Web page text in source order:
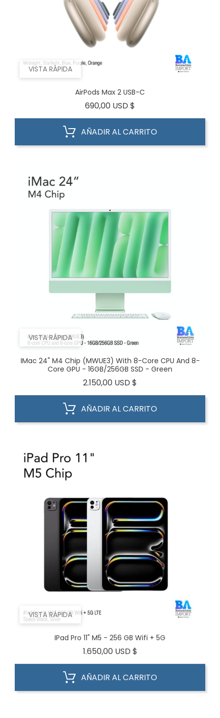
VISTA RÁPIDA
AirPods Max 2 USB-C
690,00 USD $
AÑADIR AL CARRITO
VISTA RÁPIDA
IMac 24" M4 Chip (MWUE3) With 8-Core CPU And 8-
Core GPU - 16GB/256GB SSD - Green
2.150,00 USD $
AÑADIR AL CARRITO
VISTA RÁPIDA
IPad Pro 11" M5 - 256 GB Wifi + 5G
1.650,00 USD $
AÑADIR AL CARRITO